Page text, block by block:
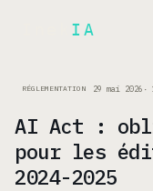
IA
RÉGLEMENTATION 29 mai 2026 ·
AI Act :
pour les
2024-2025